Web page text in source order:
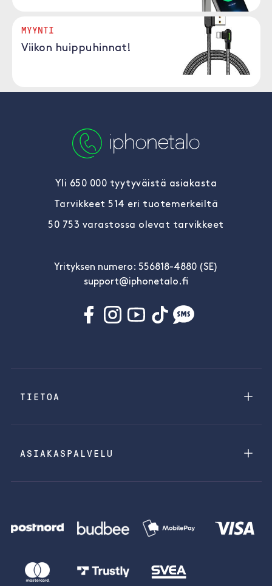
MYYNTI
Viikon huippuhinnat!
Yli 650 000 tyytyväistä asiakasta
Tarvikkeet 514 eri tuotemerkeiltä
50 753 varastossa olevat tarvikkeet
Yrityksen numero: 556818-4880 (SE)
support@iphonetalo.fi
TIETOA
ASIAKASPALVELU